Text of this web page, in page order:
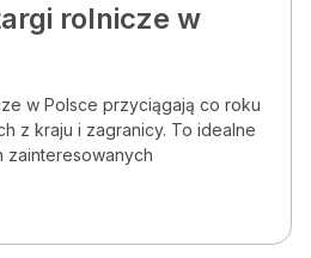
rolnicze w
w Polsce przyciągają co roku
z kraju i zagranicy. To idealne
zainteresowanych